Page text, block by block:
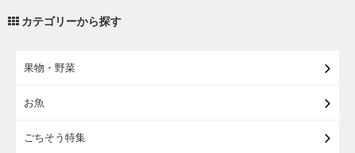
カテゴリーから探す
果物・野菜
お魚
ごちそう特集